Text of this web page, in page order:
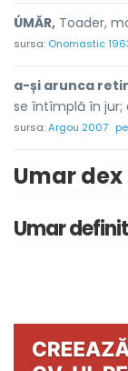
ÚMĂR, Toader,
sursa: Onomastic
a-și arunca
se întîmplă în jur;
sursa:Argou 2007
Umar
Umar